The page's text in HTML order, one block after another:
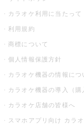
カラオケ利用に当たって
利用規約
商標について
個人情報保護方針
カラオケ機器の情報につ
カラオケ機器の導入（購
カラオケ店舗の皆様へ
スマホアプリ向け カラ